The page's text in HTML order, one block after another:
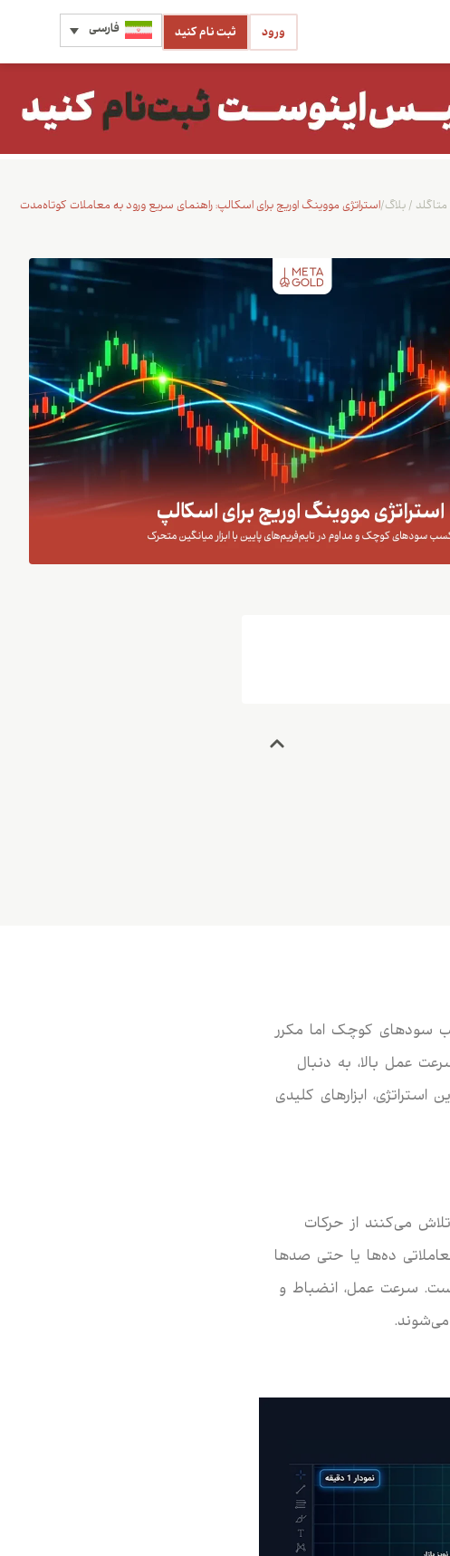
فارسی ثبت نام کنید ورود
استراتژی مووینگ اوریج برای اسکالپ: راهنمای سریع ورود به معاملات کوتاه‌مدت متاگلد /بلاگ/
سودهای کوچک اما مکرر
عمل بالا، به دنبال
ابزارهای کلیدی
می‌کنند از حرکات
ده‌ها یا حتی صدها
سرعت عمل، انضباط و